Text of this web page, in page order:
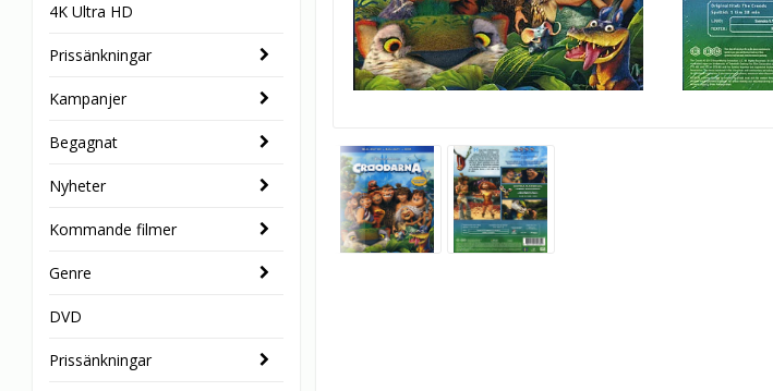
4K Ultra HD
Prissänkningar
Kampanjer
Begagnat
Nyheter
Kommande filmer
Genre
DVD
Prissänkningar